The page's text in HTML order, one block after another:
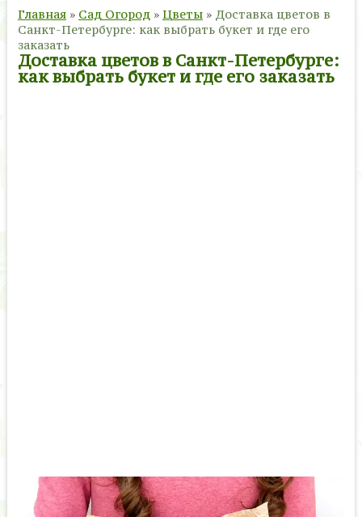
Главная » Сад Огород » Цветы » Доставка цветов в
Санкт-Петербурге: как выбрать букет и где его
заказать
Доставка цветов в Санкт-Петербурге:
как выбрать букет и где его заказать